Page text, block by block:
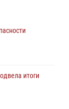
закон о
причинения
итоги